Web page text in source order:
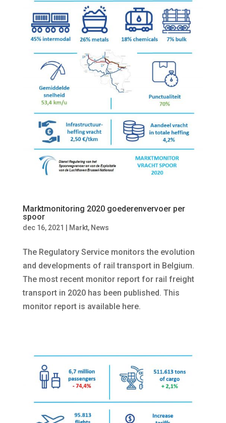
Marktmonitoring 2020 goederenvervoer per
spoor
dec 16, 2021 Markt, News
The Regulatory Service monitors the evolution
and developments of rail transport in Belgium.
The most recent monitor report for rail freight
transport in 2020 has been published. This
monitor report is available here.